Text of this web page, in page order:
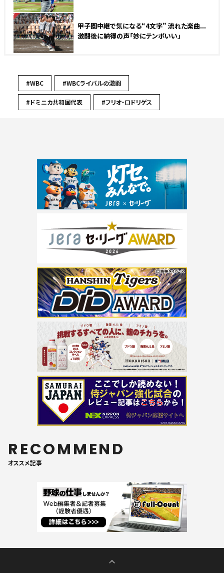
NEW
甲子園中継で気になる“4文字” 流れた楽曲...
激闘後に納得の声「妙にテンポいい」
#WBC #WBCライバルの激闘
#ドミニカ共和国代表 #フリオ・ロドリゲス
RECOMMEND
オススメ記事